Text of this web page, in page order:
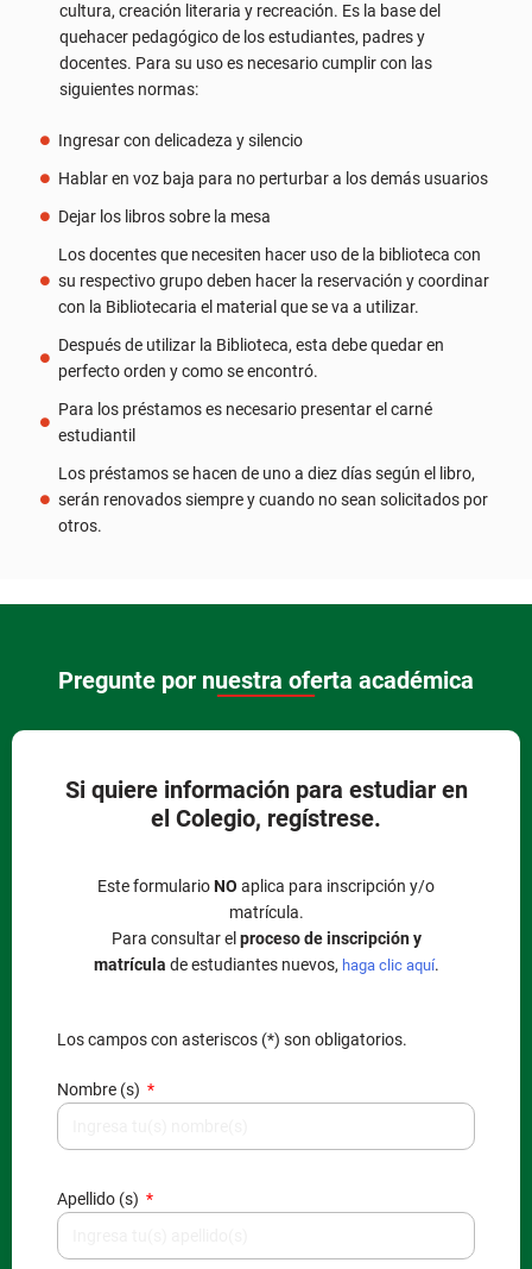
cultura, creación literaria y recreación. Es la base del
quehacer pedagógico de los estudiantes, padres y
docentes. Para su uso es necesario cumplir con las
siguientes normas:
Ingresar con delicadeza y silencio
Hablar en voz baja para no perturbar a los demás usuarios
Dejar los libros sobre la mesa
Los docentes que necesiten hacer uso de la biblioteca con
su respectivo grupo deben hacer la reservación y coordinar
con la Bibliotecaria el material que se va a utilizar.
Después de utilizar la Biblioteca, esta debe quedar en
perfecto orden y como se encontró.
Para los préstamos es necesario presentar el carné
estudiantil
Los préstamos se hacen de uno a diez días según el libro,
serán renovados siempre y cuando no sean solicitados por
otros.
Pregunte por nuestra oferta académica
Si quiere información para estudiar en
el Colegio, regístrese.
Este formularioNO aplica para inscripción y/o
matrícula.
Para consultar el proceso de inscripción y
matrícula de estudiantes nuevos, haga clic aquí.
Los campos con asteriscos (*) son obligatorios.
Nombre (s)
Apellido (s)